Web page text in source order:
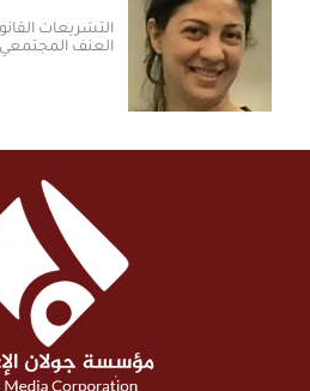
التشريعات القانونية لا تحمي
العنف المجتمعي